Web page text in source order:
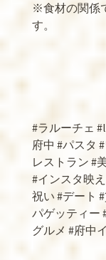
※食材の関係
す。
#ラルーチェ
府中 #パスタ #
レストラン #
#インスタ映え
祝い #デート #
パゲッティー
グルメ #府中